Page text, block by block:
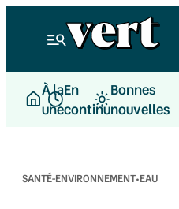
À la
une
En
continu
Bonnes
nouvelles
SANTÉ-ENVIRONNEMENT·EAU